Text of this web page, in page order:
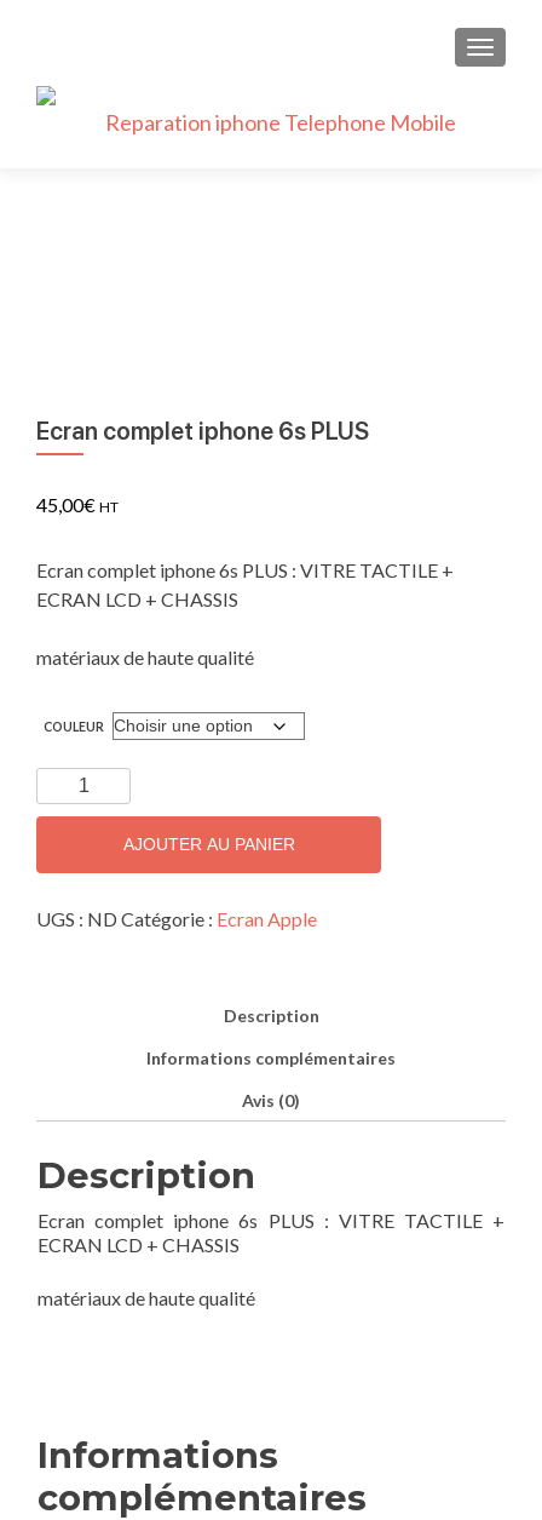
Ecran complet iphone 6s PLUS
45,00€ HT
Ecran complet iphone 6s PLUS : VITRE TACTILE +
ECRAN LCD + CHASSIS
matériaux de haute qualité
COULEUR
quantité
de
complet
6s
AJOUTER AU PANIER
UGS : ND Catégorie : Ecran Apple
Description
Informations complémentaires
Avis (0)
Description
Ecran complet iphone 6s PLUS : VITRE TACTILE +
ECRAN LCD + CHASSIS
matériaux de haute qualité
Informations
complémentaires